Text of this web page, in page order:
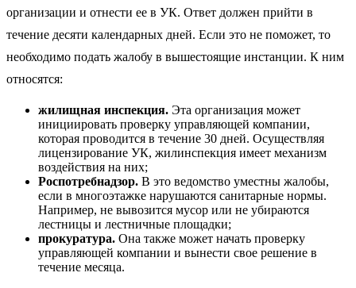
организации и отнести ее в УК. Ответ должен прийти в
течение десяти календарных дней. Если это не поможет, то
необходимо подать жалобу в вышестоящие инстанции. К ним
относятся:
жилищная инспекция. Эта организация может
инициировать проверку управляющей компании,
которая проводится в течение 30 дней. Осуществляя
лицензирование УК, жилинспекция имеет механизм
воздействия на них;
Роспотребнадзор. В это ведомство уместны жалобы,
если в многоэтажке нарушаются санитарные нормы.
Например, не вывозится мусор или не убираются
лестницы и лестничные площадки;
прокуратура. Она также может начать проверку
управляющей компании и вынести свое решение в
течение месяца.